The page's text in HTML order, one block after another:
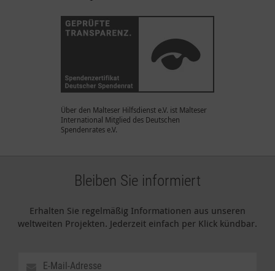
Über den Malteser Hilfsdienst e.V. ist Malteser
International Mitglied des Deutschen
Spendenrates e.V.
Bleiben Sie informiert
Erhalten Sie regelmäßig Informationen aus unseren
weltweiten Projekten. Jederzeit einfach per Klick kündbar.